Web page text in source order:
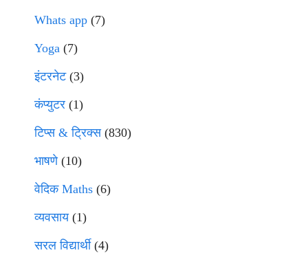
Whats app (7)
Yoga (7)
इंटरनेट(3)
कंप्युटर (1)
टिप्स & ट्रिक्स(830)
भाषणे(10)
वेदिक Maths (6)
व्यवसाय(1)
सरल विद्यार्थी(4)